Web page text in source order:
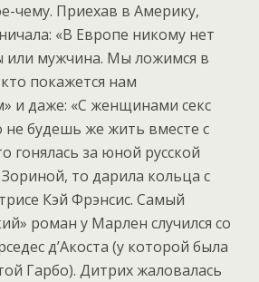
чему. Приехав в Америку,
«В Европе никому нет
мужчина. Мы ложимся в
покажется нам
и даже: «С женщинами секс
не будешь же жить вместе с
гонялась за юной русской
то дарила кольца с
Кэй Фрэнсис. Самый
роман у Марлен случился со
д’Акоста (у которой была
Гарбо). Дитрих жаловалась